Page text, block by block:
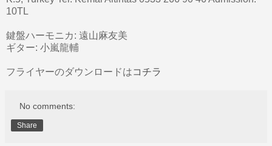
10TL
鍵盤ハーモニカ: 遠山麻友美
ギター: 小嵐龍輔
フライヤーのダウンロードはコチラ
No comments:
Share